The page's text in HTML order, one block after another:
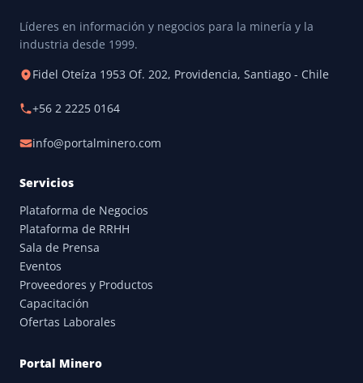
Líderes en información y negocios para la minería y la
industria desde 1999.
Fidel Oteíza 1953 Of. 202, Providencia, Santiago - Chile
+56 2 2225 0164
info@portalminero.com
Servicios
Plataforma de Negocios
Plataforma de RRHH
Sala de Prensa
Eventos
Proveedores y Productos
Capacitación
Ofertas Laborales
Portal Minero